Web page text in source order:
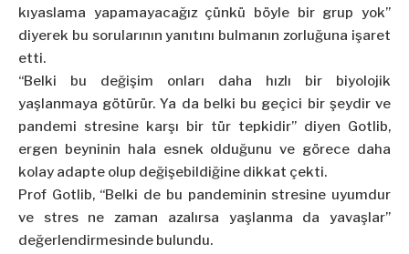
kıyaslama yapamayacağız çünkü böyle bir grup yok”
diyerek bu sorularının yanıtını bulmanın zorluğuna işaret
etti.
“Belki bu değişim onları daha hızlı bir biyolojik
yaşlanmaya götürür. Ya da belki bu geçici bir şeydir ve
pandemi stresine karşı bir tür tepkidir” diyen Gotlib,
ergen beyninin hala esnek olduğunu ve görece daha
kolay adapte olup değişebildiğine dikkat çekti.
Prof Gotlib, “Belki de bu pandeminin stresine uyumdur
ve stres ne zaman azalırsa yaşlanma da yavaşlar”
değerlendirmesinde bulundu.